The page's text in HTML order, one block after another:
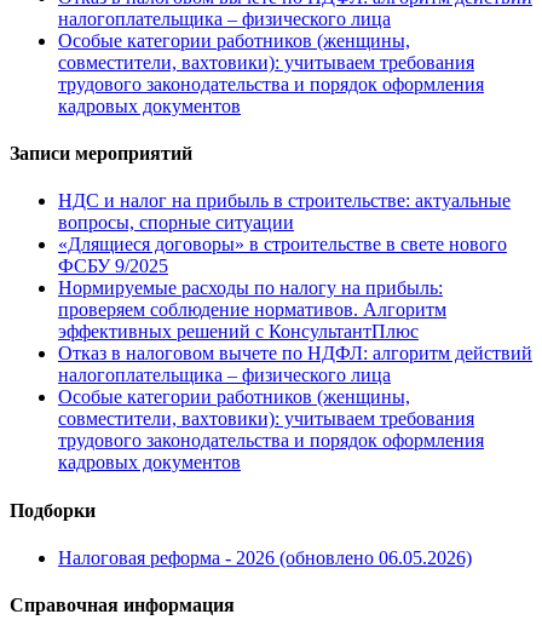
налогоплательщика – физического лица
Особые категории работников (женщины,
совместители, вахтовики): учитываем требования
трудового законодательства и порядок оформления
кадровых документов
Записи мероприятий
НДС и налог на прибыль в строительстве: актуальные
вопросы, спорные ситуации
«Длящиеся договоры» в строительстве в свете нового
ФСБУ 9/2025
Нормируемые расходы по налогу на прибыль:
проверяем соблюдение нормативов. Алгоритм
эффективных решений с КонсультантПлюс
Отказ в налоговом вычете по НДФЛ: алгоритм действий
налогоплательщика – физического лица
Особые категории работников (женщины,
совместители, вахтовики): учитываем требования
трудового законодательства и порядок оформления
кадровых документов
Подборки
Налоговая реформа - 2026 (обновлено 06.05.2026)
Справочная информация